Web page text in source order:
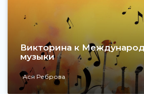
Викторина к
музыки
Ася Реброва